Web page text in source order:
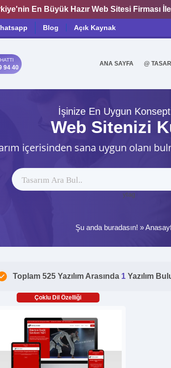
En Büyük Hazır Web Sitesi Firması
Blog Açık Kaynak
94 40
ANA SAYFA @
İşinize En Uygun
Web Sitenizi
içerisinden sana uygun olanı
ytag
Şu anda buradasın! »
Toplam 525 Yazılım Arasında 1 Yazılım
Çoklu Dil Özelliği